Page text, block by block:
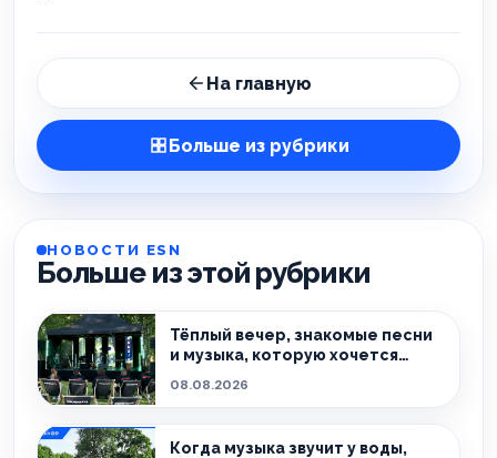
На главную
Больше из рубрики
НОВОСТИ ESN
Больше из этой рубрики
Тёплый вечер, знакомые песни
и музыка, которую хочется
08.08.2026
Когда музыка звучит у воды,